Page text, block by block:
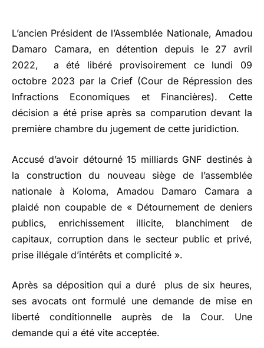
L’ancien Président de l’Assemblée Nationale, Amadou
Damaro Camara, en détention depuis le 27 avril
2022, a été libéré provisoirement ce lundi 09
octobre 2023 par la Crief (Cour de Répression des
Infractions Economiques et Financières). Cette
décision a été prise après sa comparution devant la
première chambre du jugement de cette juridiction.
Accusé d’avoir détourné 15 milliards GNF destinés à
la construction du nouveau siège de l’assemblée
nationale à Koloma, Amadou Damaro Camara a
plaidé non coupable de « Détournement de deniers
publics, enrichissement illicite, blanchiment de
capitaux, corruption dans le secteur public et privé,
prise illégale d’intérêts et complicité ».
Après sa déposition qui a duré plus de six heures,
ses avocats ont formulé une demande de mise en
liberté conditionnelle auprès de la Cour. Une
demande qui a été vite acceptée.